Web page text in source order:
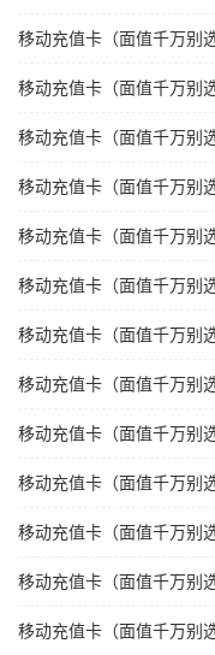
移动充值卡（面值千万别
移动充值卡（面值千万别
移动充值卡（面值千万别
移动充值卡（面值千万别
移动充值卡（面值千万别
移动充值卡（面值千万别
移动充值卡（面值千万别
移动充值卡（面值千万别
移动充值卡（面值千万别
移动充值卡（面值千万别
移动充值卡（面值千万别
移动充值卡（面值千万别
移动充值卡（面值千万别